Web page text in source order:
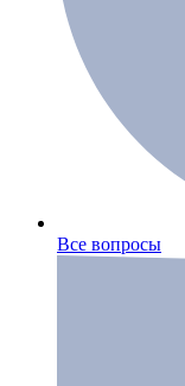
Все вопросы